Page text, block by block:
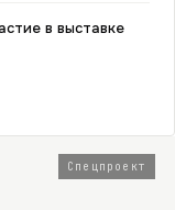
в выставке
Спецпроект